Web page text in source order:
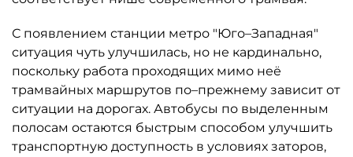
С появлением станции метро "Юго–Западная"
ситуация чуть улучшилась, но не кардинально,
поскольку работа проходящих мимо неё
трамвайных маршрутов по–прежнему зависит от
ситуации на дорогах. Автобусы по выделенным
полосам остаются быстрым способом улучшить
транспортную доступность в условиях заторов,